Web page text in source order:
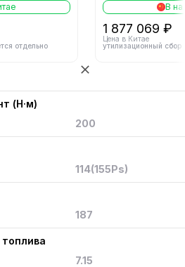
отдельно
В
1 877 069 ₽
Цена в Китае
утилизационный сбор
(Н·м)
200
114(155Ps)
187
7.15